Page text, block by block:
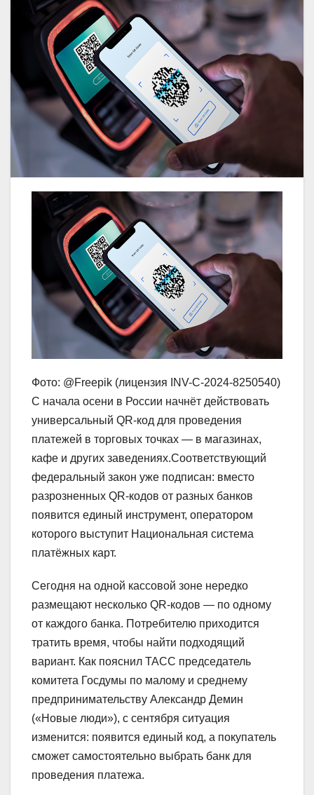
Фото: @Freepik (лицензия INV-C-2024-8250540)
С начала осени в России начнёт действовать
универсальный QR‑код для проведения
платежей в торговых точках — в магазинах,
кафе и других заведениях.Соответствующий
федеральный закон уже подписан: вместо
разрозненных QR‑кодов от разных банков
появится единый инструмент, оператором
которого выступит Национальная система
платёжных карт.
Сегодня на одной кассовой зоне нередко
размещают несколько QR‑кодов — по одному
от каждого банка. Потребителю приходится
тратить время, чтобы найти подходящий
вариант. Как пояснил ТАСС председатель
комитета Госдумы по малому и среднему
предпринимательству Александр Демин
(«Новые люди»), с сентября ситуация
изменится: появится единый код, а покупатель
сможет самостоятельно выбрать банк для
проведения платежа.